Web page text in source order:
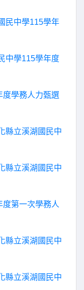
民中學115學年
中學115學年度
度學務人力甄選
縣立溪湖國民中
縣立溪湖國民中
第一次學務人
縣立溪湖國民中
縣立溪湖國民中